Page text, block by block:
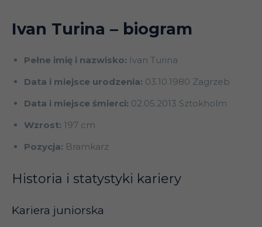
Ivan Turina – biogram
Pełne imię i nazwisko: Ivan Turina
Data i miejsce urodzenia: 03.10.1980 Zagrzeb
Data i miejsce śmierci: 02.05.2013 Sztokholm
Wzrost: 197 cm
Pozycja: Bramkarz
Historia i statystyki kariery
Kariera juniorska